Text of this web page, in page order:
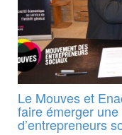
Le Mouves et
faire émerger
d’entrepreneurs